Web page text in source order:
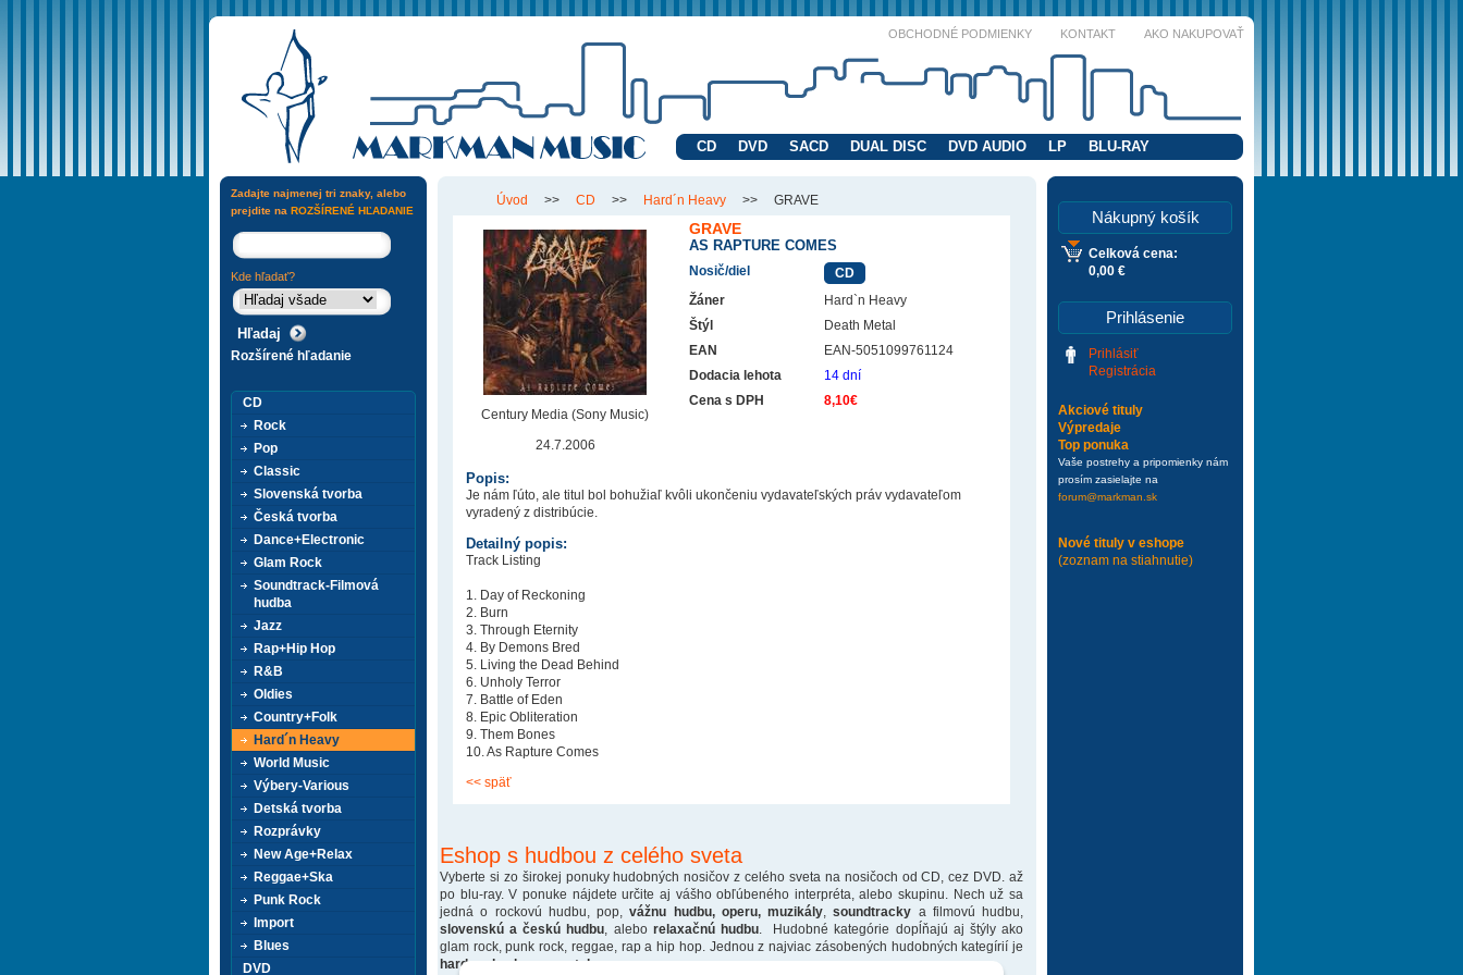
OBCHODNÉ PODMIENKY KONTAKT AKO NAKUPOVAŤ
CD DVD SACD DUAL DISC DVD AUDIO LP BLU-RAY
Úvod >> CD >> Hard´n Heavy >> GRAVE
Century Media (Sony Music)
24.7.2006
GRAVE
AS RAPTURE COMES
Nosič/diel
CD
Žáner
Hard`n Heavy
Štýl
Death Metal
EAN
EAN-5051099761124
Dodacia lehota
14 dní
Cena s DPH
8,10€
Popis:
Je nám ľúto, ale titul bol bohužiaľ kvôli ukončeniu vydavateľských práv vydavateľom
vyradený z distribúcie.
Detailný popis:
Track Listing
1. Day of Reckoning
2. Burn
3. Through Eternity
4. By Demons Bred
5. Living the Dead Behind
6. Unholy Terror
7. Battle of Eden
8. Epic Obliteration
9. Them Bones
10. As Rapture Comes
<< späť
Eshop s hudbou z celého sveta
Vyberte si zo širokej ponuky hudobných nosičov z celého sveta na nosičoch od CD, cez DVD. až
po blu-ray. V ponuke nájdete určite aj vášho obľúbeného interpréta, alebo skupinu. Nech už sa
jedná o rockovú hudbu, pop,vážnu hudbu, operu, muzikály ,soundtracky a filmovú hudbu,
slovenskú a českú hudbu , alebo relaxačnú hudbu. Hudobné kategórie dopĺňajú aj štýly ako
glam rock, punk rock, reggae, rap a hip hop. Jednou z najviac zásobených hudobných kategírií je
hard rock a heavy metal.
Nákupný košík
Celková cena:
0,00 €
Prihlásenie
Prihlásiť
Registrácia
Akciové tituly
Výpredaje
Top ponuka
Vaše postrehy a pripomienky nám
prosím zasielajte na
forum@markman.sk
Nové tituly v eshope
(zoznam na stiahnutie)
Zadajte najmenej tri znaky, alebo
prejdite na ROZŠÍRENÉ HĽADANIE
Kde hľadať?
Rozšírené hľadanie
CD
Rock
Pop
Classic
Slovenská tvorba
Česká tvorba
Dance+Electronic
Glam Rock
Soundtrack-Filmová
hudba
Jazz
Rap+Hip Hop
R&B
Oldies
Country+Folk
Hard´n Heavy
World Music
Výbery-Various
Detská tvorba
Rozprávky
New Age+Relax
Reggae+Ska
Punk Rock
Import
Blues
DVD